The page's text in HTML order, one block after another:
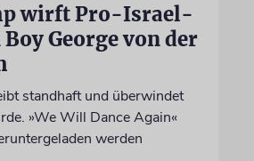
wirft Pro-Israel-
George von der
standhaft und überwindet
»We Will Dance Again«
werden